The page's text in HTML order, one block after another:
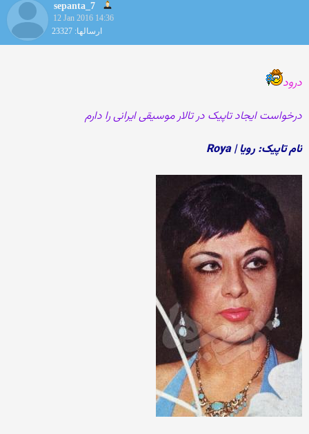
sepanta_7
12 Jan 2016 14:36
ارسالها: 23327
درود
درخواست ایجاد تاپیک در تالار موسیقی ایرانی را دارم
نام تاپیک: رویا | Roya